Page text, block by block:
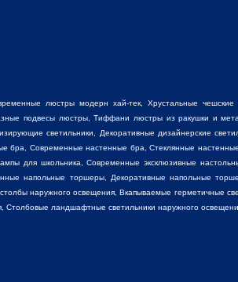
люстры модерн хай-тек, Хрустальные
подвесы люстры,Тиффани люстрыиз ракушки и
светильники, Декоративные дизайнерские
бра, Современные настенные бра, Стеклянные
для школьника, Современные эксклюзивные
напольные торшеры, Декоративные напольные
наружного освещения, Вкапываемые герметичные
Столбовые ландшафтные светильники наружного